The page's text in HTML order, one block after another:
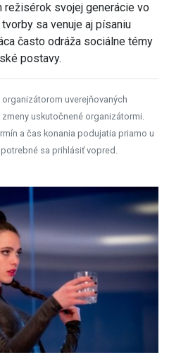
režisérok svojej generácie vo
sa venuje aj písaniu
často odráža sociálne témy
postavy.
uverejňovaných
uskutočnené organizátormi.
a čas konania podujatia priamo u
sa prihlásiť vopred.